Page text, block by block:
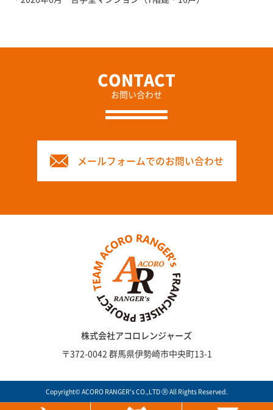
お問い合わせ
メールフォームでのお問い合わせ
株式会社アコロレンジャーズ
〒372-0042 群馬県伊勢崎市中央町13-1
Copyright© ACORO RANGER's CO.,LTD Ⓡ All Rights Reserved.